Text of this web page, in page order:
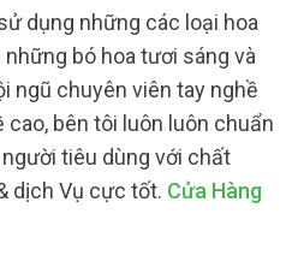
dụng những các loại hoa
bó hoa tươi sáng và
ngũ chuyên viên tay nghề
cao, bên tôi luôn luôn chuẩn
tiêu dùng với chất
dịch Vụ cực tốt. Cửa Hàng